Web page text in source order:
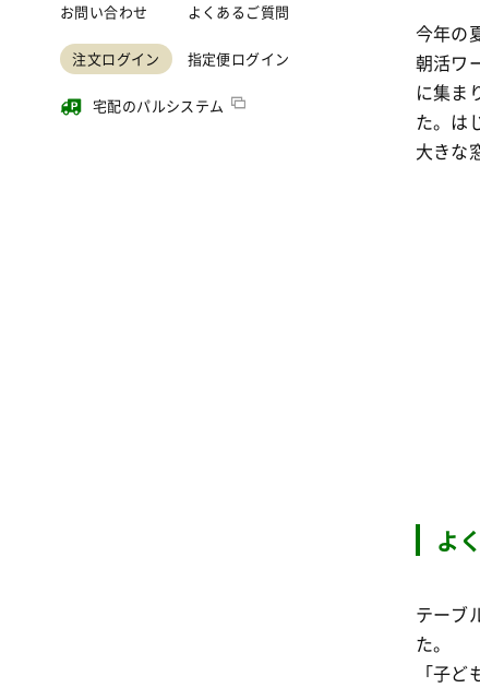
お問い合わせ よくあるご質問
注文ログイン 指定便ログイン
宅配のパルシステム
今年の
朝活ワ
に集ま
た。は
大きな
よ
テーブ
た。
「子